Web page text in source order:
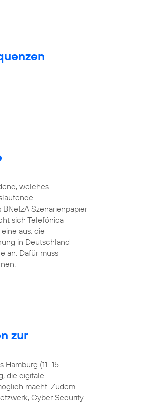
welches
Szenarienpapier
sich Telefónica
aus: die
in Deutschland
an. Dafür muss
zur
(11.-15.
die digitale
macht. Zudem
Cyber Security